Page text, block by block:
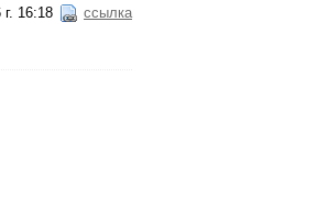
16:18 ссылка